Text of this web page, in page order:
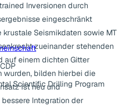
Inversionen durch
eingeschränkt
Seismikdaten sowie MT
zueinander stehenden
auf einem dichten Gitter
wurden, bilden hierbei die
ist neu und
Integration der
Scientific Drilling Program